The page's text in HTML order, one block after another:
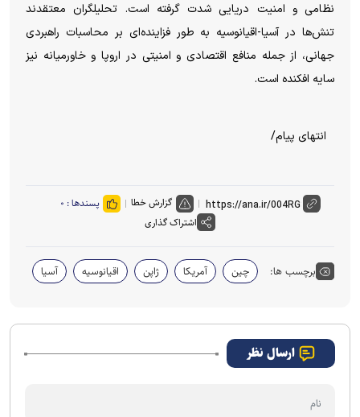
نظامی و امنیت دریایی شدت گرفته است. تحلیلگران معتقدند
تنش‌ها در آسیا-اقیانوسیه به طور فزاینده‌ای بر محاسبات راهبردی
جهانی، از جمله منافع اقتصادی و امنیتی در اروپا و خاورمیانه نیز
سایه افکنده است.
انتهای پیام/
گزارش خطا پسندها : ۰
اشتراک گذاری
برچسب ها: چین آمریکا ژاپن اقیانوسیه آسیا
ارسال نظر